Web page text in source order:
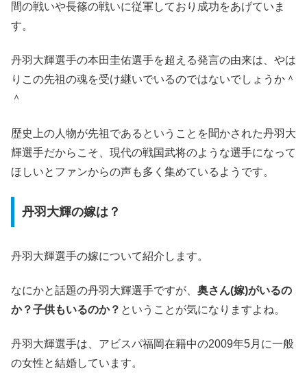
間の戦いや長篠の戦いに従軍しており成功をあげていま
す。
丹羽大輝選手の本田圭佑選手を超える発言の由来は、やは
りこの先祖の魂を受け継いでいるのではないでしょうか＾
＾
歴史上の人物が先祖であるということを聞かされた丹羽大
輝選手だからこそ、現代の戦国武将のような選手になって
ほしいとファンからの声も多く集めているようです。
丹羽大輝の嫁は？
丹羽大輝選手の嫁について紹介します。
なにかと話題の丹羽大輝選手ですが、 奥さん(嫁)がいるの
か？子供もいるのか？ ということが気になりますよね。
丹羽大輝選手は、アビスパ福岡在籍中の2009年5月に一般
の女性と結婚しています。